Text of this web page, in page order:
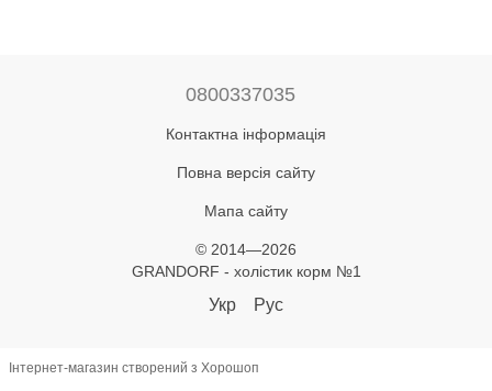
0800337035
Контактна інформація
Повна версія сайту
Мапа сайту
© 2014—2026
GRANDORF - холістик корм №1
Укр Рус
Інтернет-магазин створений з Хорошоп